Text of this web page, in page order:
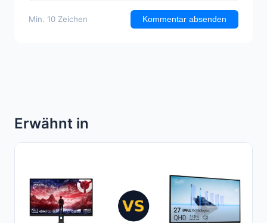
Min. 10 Zeichen Kommentar absenden
Erwähnt in